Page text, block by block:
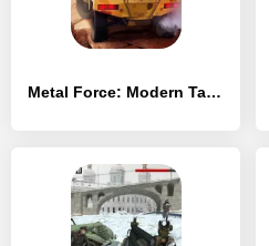
Metal Force: Modern Tanks